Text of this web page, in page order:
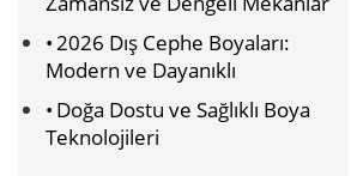
2026 Dış Cephe Boyaları:
Modern ve Dayanıklı
Doğa Dostu ve Sağlıklı Boya
Teknolojileri